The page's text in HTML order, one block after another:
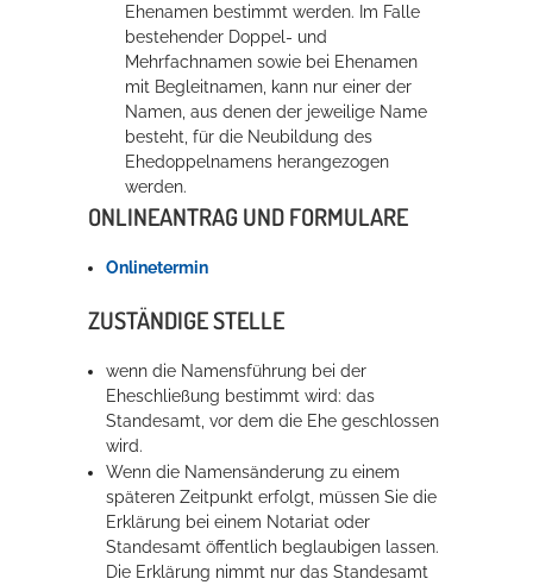
Erleben in Hockenheim
Spaß unter prickelnden Wasserfällen, das rauschende Meer im
Wellenbecken oder doch lieber die pure Entspannung auf der
Sprudelliege im Solebecken?
Ehenamen bestimmt werden. Im Falle
bestehender Doppel- und
Mehrfachnamen sowie bei Ehenamen
mit Begleitnamen, kann nur einer der
Namen, aus denen der jeweilige Name
besteht, für die Neubildung des
Ehedoppelnamens herangezogen
werden.
ONLINEANTRAG UND FORMULARE
Onlinetermin
ZUSTÄNDIGE STELLE
wenn die Namensführung bei der
Eheschließung bestimmt wird: das
Standesamt, vor dem die Ehe geschlossen
wird.
Wenn die Namensänderung zu einem
späteren Zeitpunkt erfolgt, müssen Sie die
Erklärung bei einem Notariat oder
Standesamt öffentlich beglaubigen lassen.
Die Erklärung nimmt nur das Standesamt